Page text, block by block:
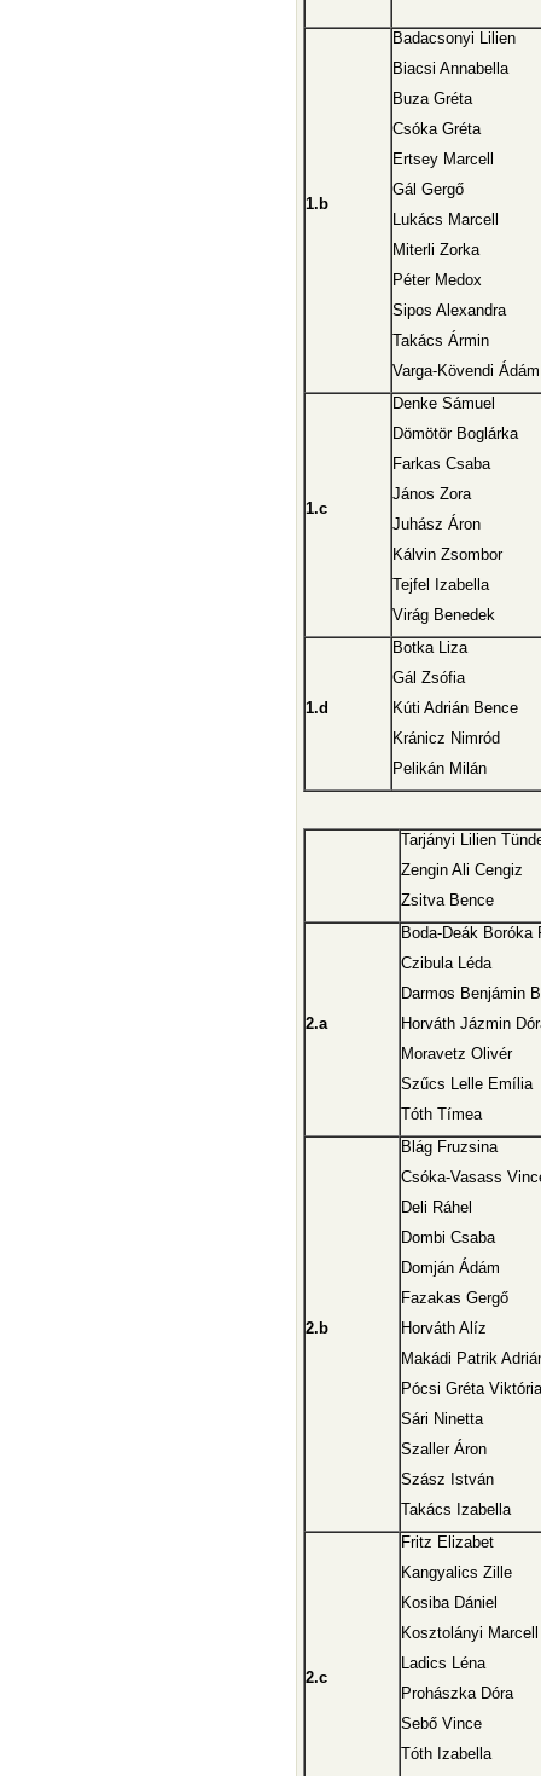
1.b
Badacsonyi Lilien
Biacsi Annabella
Buza Gréta
Csóka Gréta
Ertsey Marcell
Gál Gergő
Lukács Marcell
Miterli Zorka
Péter Medox
Sipos Alexandra
Takács Ármin
Varga-Kövendi Ádám
1.c
Denke Sámuel
Dömötör Boglárka
Farkas Csaba
János Zora
Juhász Áron
Kálvin Zsombor
Tejfel Izabella
Virág Benedek
1.d
Botka Liza
Gál Zsófia
Kúti Adrián Bence
Kránicz Nimród
Pelikán Milán
Tarjányi Lilien
Zengin Ali Cengiz
Zsitva Bence
2.a
Boda-Deák Boróka
Czibula Léda
Darmos Benjámin
Horváth Jázmin
Moravetz Olivér
Szűcs Lelle Emília
Tóth Tímea
2.b
Blág Fruzsina
Csóka-Vasass
Deli Ráhel
Dombi Csaba
Domján Ádám
Fazakas Gergő
Horváth Alíz
Makádi Patrik
Pócsi Gréta Viktória
Sári Ninetta
Szaller Áron
Szász István
Takács Izabella
2.c
Fritz Elizabet
Kangyalics Zille
Kosiba Dániel
Kosztolányi
Ladics Léna
Prohászka Dóra
Sebő Vince
Tóth Izabella